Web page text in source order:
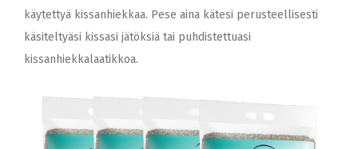
käytettyä kissanhiekkaa. Pese aina kätesi perusteellisesti
käsiteltyäsi kissasi jätöksiä tai puhdistettuasi
kissanhiekkalaatikkoa.